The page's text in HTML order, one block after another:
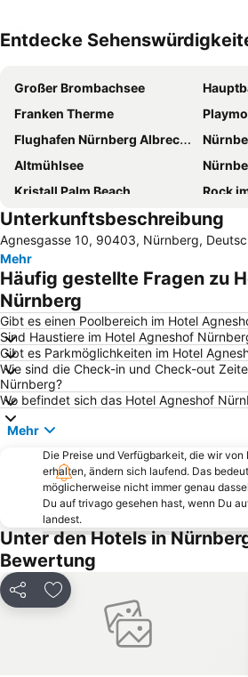
Entdecke
Großer Brombachsee
Franken Therme
Flughafen Nürnberg Albrecht Dürer
Altmühlsee
Kristall Palm Beach
Rock
Altstadt
Zoo
Rothsee
Fünf-Seidla-Steig®
Fränkisches Wunderland Amusement Park
Hauptbahnhof Erlangen
Naturpark
Altstadt
Forellenhof
Schindlerhof
Erlanger Bergkirchweih
Burg Rabenstein
Dokumentationszentrum Reichsparteitagsgelände
Königstrasse
Weißes Roß
Rund um die Nürnberger Altstadt
Kellerberg
Burg Abenberg
Unterkunftsbeschreibung
Agnesgasse 10, 90403, Nürnberg,
Mehr
Häufig gestellte Fragen zu
Nürnberg
Gibt es einen Poolbereich im Hotel
Sind Haustiere im Hotel Agneshof
Gibt es Parkmöglichkeiten im Hotel
Wie sind die Check-in und Check-out
Nürnberg?
Wo befindet sich das Hotel Agneshof
Mehr
Die Preise und Verfügbarkeit, die wir
erhalten, ändern sich laufend. Das
möglicherweise nicht immer genau
Du auf trivago gesehen hast, wenn Du
landest.
Unter den Hotels in
Bewertung
Teilen Zu Favoriten hinzufügen